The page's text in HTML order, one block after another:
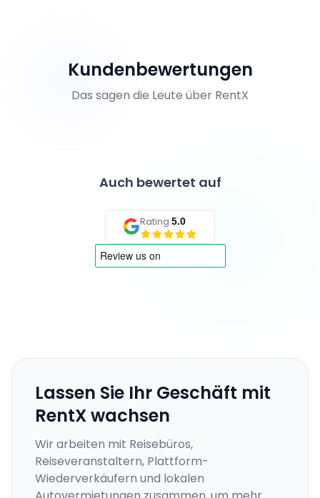
Kundenbewertungen
Das sagen die Leute über RentX
Auch bewertet auf
Rating 5.0
Lassen Sie Ihr Geschäft mit
RentX wachsen
Wir arbeiten mit Reisebüros,
Reiseveranstaltern, Plattform-
Wiederverkäufern und lokalen